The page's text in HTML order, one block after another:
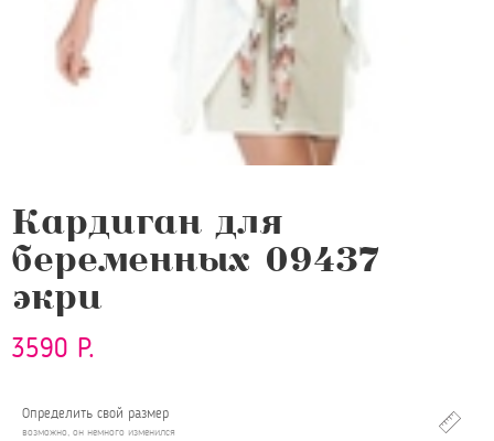
Кардиган для
беременных 09437
экри
3590 Р.
Определить свой размер
возможно, он немного изменился